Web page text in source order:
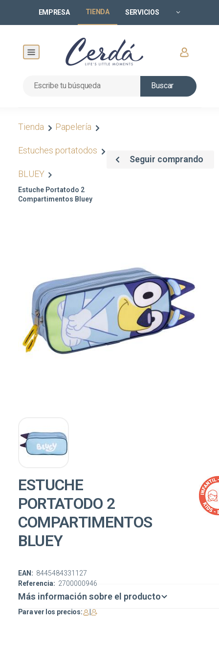
EMPRESA TIENDA SERVICIOS
Buscar
Tienda Papelería
Estuches portatodos
BLUEY
Estuche Portatodo 2
Compartimentos Bluey
Seguir comprando
ESTUCHE
PORTATODO 2
COMPARTIMENTOS
BLUEY
Referencia: 2700000946
EAN: 8445484331127
Más información sobre el producto
Para ver los precios: